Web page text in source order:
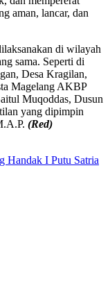
aman, lancar, dan
di wilayah
sama. Seperti di
Desa Kragilan,
Magelang AKBP
Muqoddas, Dusun
yang dipimpin
(Red)
Handak I Putu Satria